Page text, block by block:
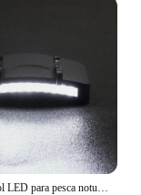
Clipe de farol LED para pesca noturna, Cap Light, farol, lanterna, acessórios para chapéu, camping, corrida, 11 LEDs